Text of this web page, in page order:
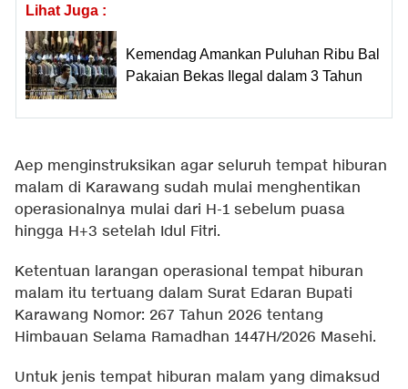
Lihat Juga :
Kemendag Amankan Puluhan Ribu Bal
Pakaian Bekas Ilegal dalam 3 Tahun
Aep menginstruksikan agar seluruh tempat hiburan
malam di Karawang sudah mulai menghentikan
operasionalnya mulai dari H-1 sebelum puasa
hingga H+3 setelah Idul Fitri.
Ketentuan larangan operasional tempat hiburan
malam itu tertuang dalam Surat Edaran Bupati
Karawang Nomor: 267 Tahun 2026 tentang
Himbauan Selama Ramadhan 1447H/2026 Masehi.
Untuk jenis tempat hiburan malam yang dimaksud